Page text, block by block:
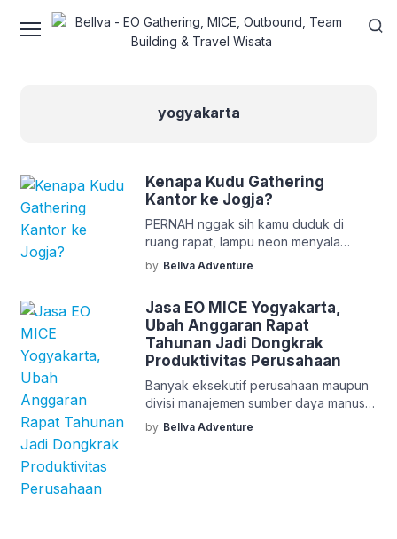
yogyakarta
Kenapa Kudu Gathering
Kantor ke Jogja?
PERNAH nggak sih kamu duduk di
ruang rapat, lampu neon menyala
terang benderang, proyektor
menampilkan slide ke-23 dari 40,
duluan meski badan masih duduk manis
sambil sesekali manggut tanda setuju?
Situasi ini rasanya familiar buat hampir
semua pekerja kantoran, entah staf
baru yang masih culun atau manajer
senior yang […]
by Bellva Adventure
Jasa EO MICE Yogyakarta,
Ubah Anggaran Rapat
Tahunan Jadi Dongkrak
Produktivitas Perusahaan
Banyak eksekutif perusahaan maupun
divisi manajemen sumber daya manusia
mengeluhkan performa tim yang
stagnan pasca menghadiri agenda
by Bellva Adventure